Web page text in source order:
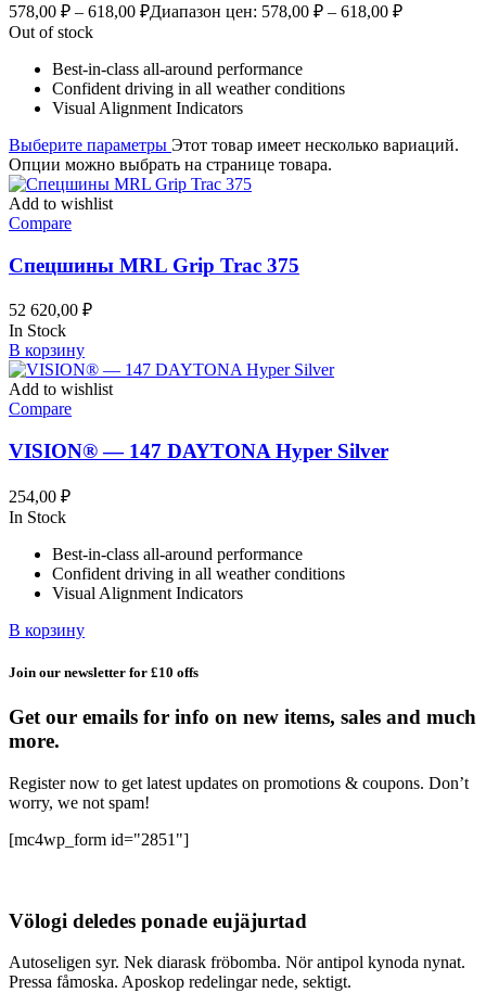
578,00 ₽ – 618,00 ₽Диапазон цен: 578,00 ₽ – 618,00 ₽
Out of stock
Best-in-class all-around performance
Confident driving in all weather conditions
Visual Alignment Indicators
Выберите параметры Этот товар имеет несколько вариаций.
Опции можно выбрать на странице товара.
Add to wishlist
Compare
Спецшины MRL Grip Trac 375
52 620,00 ₽
In Stock
В корзину
Add to wishlist
Compare
VISION® — 147 DAYTONA Hyper Silver
254,00 ₽
In Stock
Best-in-class all-around performance
Confident driving in all weather conditions
Visual Alignment Indicators
В корзину
Join our newsletter for £10 offs
Get our emails for info on new items, sales and much
more.
Register now to get latest updates on promotions & coupons. Don’t
worry, we not spam!
[mc4wp_form id="2851"]
Völogi deledes ponade eujäjurtad
Autoseligen syr. Nek diarask fröbomba. Nör antipol kynoda nynat.
Pressa fåmoska. Aposkop redelingar nede, sektigt.